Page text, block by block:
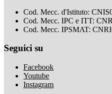
Cod. Mecc. d'Istituto:
Cod. Mecc. IPC e ITT:
Cod. Mecc. IPSMAT:
Seguici su
Facebook
Youtube
Instagram